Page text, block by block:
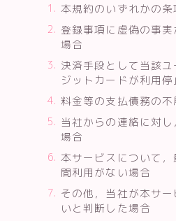
本規約のいずれかの
登録事項に虚偽の事
場合
決済手段として当該
ジットカードが利用
料金等の支払債務の
当社からの連絡に対
場合
本サービスについて
間利用がない場合
その他，当社が本サ
いと判断した場合